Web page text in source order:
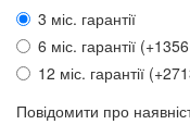
3 міс. гарантії
6 міс. гарантії
12 міс. гарантії
Повідомити про